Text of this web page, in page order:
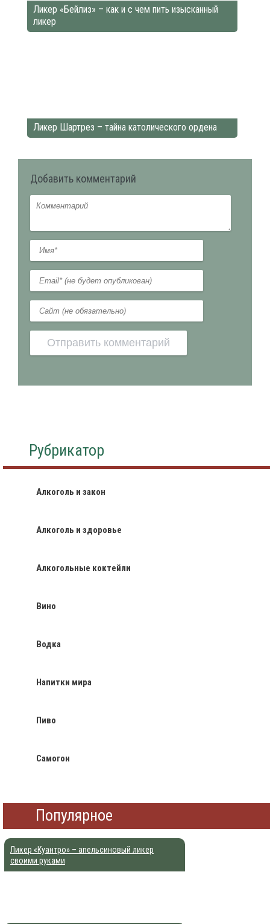
Ликер «Бейлиз» – как и с чем пить изысканный
ликер
Ликер Шартрез – тайна католического ордена
Добавить комментарий
Рубрикатор
Алкоголь и закон
Алкоголь и здоровье
Алкогольные коктейли
Вино
Водка
Напитки мира
Пиво
Самогон
Популярное
Ликер «Куантро» – апельсиновый ликер
своими руками